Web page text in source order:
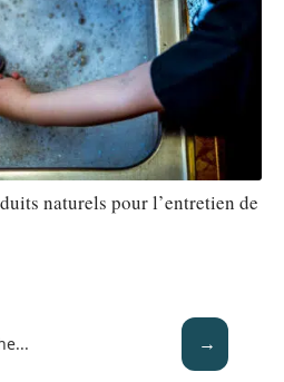
naturels pour l’entretien de